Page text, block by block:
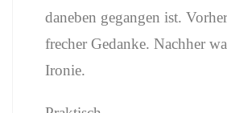
daneben gegangen ist.
frecher Gedanke. Nachher
Ironie.